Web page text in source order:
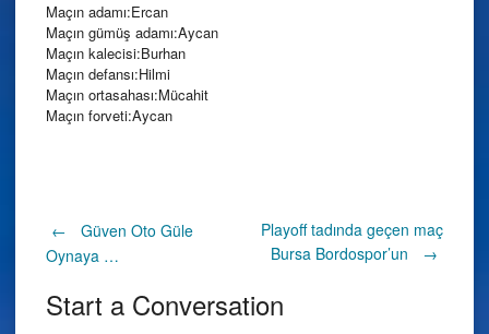
Maçın adamı:Ercan
Maçın gümüş adamı:Aycan
Maçın kalecisi:Burhan
Maçın defansı:Hilmi
Maçın ortasahası:Mücahit
Maçın forveti:Aycan
Post
navigation
←
Güven Oto Güle
Oynaya …
Playoff tadında geçen maç
Bursa Bordospor’un
→
Start a Conversation